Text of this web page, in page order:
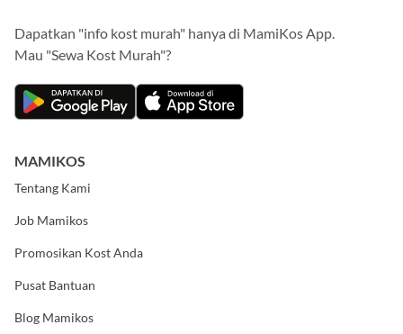
Dapatkan "info kost murah" hanya di MamiKos App.
Mau "Sewa Kost Murah"?
MAMIKOS
Tentang Kami
Job Mamikos
Promosikan Kost Anda
Pusat Bantuan
Blog Mamikos